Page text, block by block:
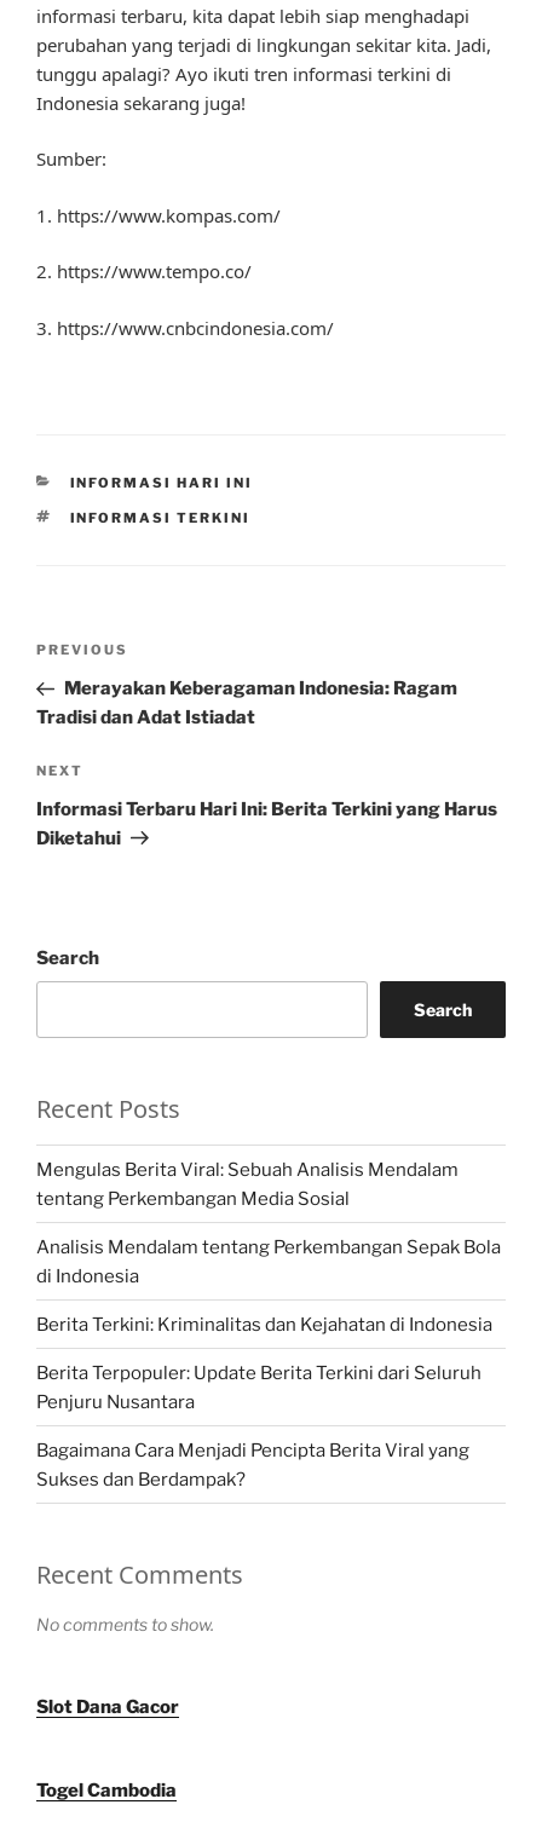
informasi terbaru, kita dapat lebih siap menghadapi
perubahan yang terjadi di lingkungan sekitar kita. Jadi,
tunggu apalagi? Ayo ikuti tren informasi terkini di
Indonesia sekarang juga!
Sumber:
1. https://www.kompas.com/
2. https://www.tempo.co/
3. https://www.cnbcindonesia.com/
CATEGORIES
INFORMASI HARI INI
TAGS
INFORMASI TERKINI
Previous
Post
PREVIOUS
Merayakan Keberagaman Indonesia: Ragam
Tradisi dan Adat Istiadat
Next
Post
NEXT
Informasi Terbaru Hari Ini: Berita Terkini yang Harus
Diketahui
Search
Search
Recent Posts
Mengulas Berita Viral: Sebuah Analisis Mendalam
tentang Perkembangan Media Sosial
Analisis Mendalam tentang Perkembangan Sepak Bola
di Indonesia
Berita Terkini: Kriminalitas dan Kejahatan di Indonesia
Berita Terpopuler: Update Berita Terkini dari Seluruh
Penjuru Nusantara
Bagaimana Cara Menjadi Pencipta Berita Viral yang
Sukses dan Berdampak?
Recent Comments
No comments to show.
Slot Dana Gacor
Togel Cambodia